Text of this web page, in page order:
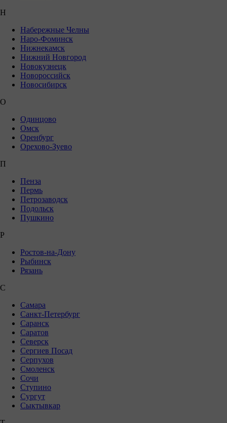
Н
Набережные Челны
Наро-Фоминск
Нижнекамск
Нижний Новгород
Новокузнецк
Новороссийск
Новосибирск
О
Одинцово
Омск
Оренбург
Орехово-Зуево
П
Пенза
Пермь
Петрозаводск
Подольск
Пушкино
Р
Ростов-на-Дону
Рыбинск
Рязань
С
Самара
Санкт-Петербург
Саранск
Саратов
Северск
Сергиев Посад
Серпухов
Смоленск
Сочи
Ступино
Сургут
Сыктывкар